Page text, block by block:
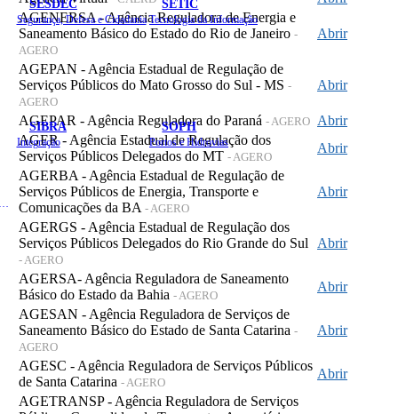
SESDEC
Segurança, Defesa e Cidadania
SETIC
Tecnologia da Informação
SIBRA
Integração
SOPH
Portos e Hidrovias
AGENERSA - Agência Reguladora de Energia e
Saneamento Básico do Estado do Rio de Janeiro -
AGERO
Abrir
AGEPAN - Agência Estadual de Regulação de
Serviços Públicos do Mato Grosso do Sul - MS -
AGERO
Abrir
AGEPAR - Agência Reguladora do Paraná - AGERO Abrir
AGER - Agência Estadual de Regulação dos
Serviços Públicos Delegados do MT - AGERO
Abrir
AGERBA - Agência Estadual de Regulação de
Serviços Públicos de Energia, Transporte e
Comunicações da BA - AGERO
Abrir
AGERGS - Agência Estadual de Regulação dos
Serviços Públicos Delegados do Rio Grande do Sul
- AGERO
Abrir
AGERSA- Agência Reguladora de Saneamento
Básico do Estado da Bahia - AGERO
Abrir
AGESAN - Agência Reguladora de Serviços de
Saneamento Básico do Estado de Santa Catarina -
AGERO
Abrir
AGESC - Agência Reguladora de Serviços Públicos
de Santa Catarina - AGERO
Abrir
AGETRANSP - Agência Reguladora de Serviços